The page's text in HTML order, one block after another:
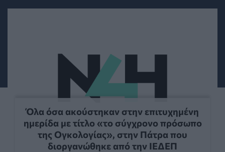
Όλα όσα ακούστηκαν στην επιτυχημένη
ημερίδα με τίτλο «το σύγχρονο πρόσωπο
της Ογκολογίας», στην Πάτρα που
διοργανώθηκε από την ΙΕΔΕΠ